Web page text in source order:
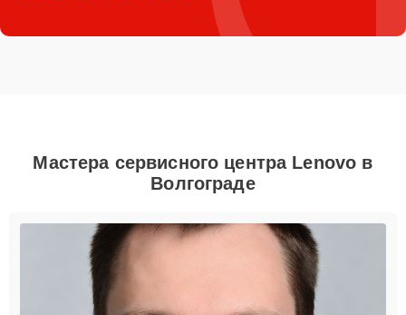
Мастера сервисного центра Lenovo в
Волгограде